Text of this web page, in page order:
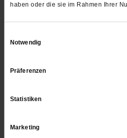
haben oder die sie im Rahmen Ihrer
Notwendig
Präferenzen
Statistiken
Marketing